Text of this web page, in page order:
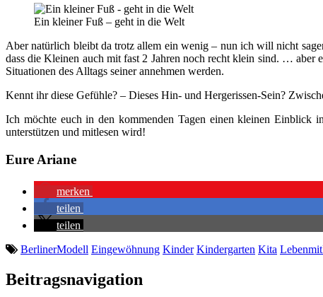
Ein kleiner Fuß – geht in die Welt
Aber natürlich bleibt da trotz allem ein wenig – nun ich will nicht
dass die Kleinen auch mit fast 2 Jahren noch recht klein sind. … aber
Situationen des Alltags seiner annehmen werden.
Kennt ihr diese Gefühle? – Dieses Hin- und Hergerissen-Sein?
Ich möchte euch in den kommenden Tagen einen kleinen Einblick
unterstützen und mitlesen wird!
Eure Ariane
merken
teilen
teilen
BerlinerModell Eingewöhnung Kinder Kindergarten Kita
Beitragsnavigation